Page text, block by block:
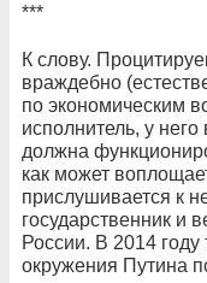
***
К слову.
враждебно
по экономическим
исполнитель, у него
должна
как может
прислушивается к
государственник и
России. В 2014 году
окружения Путина